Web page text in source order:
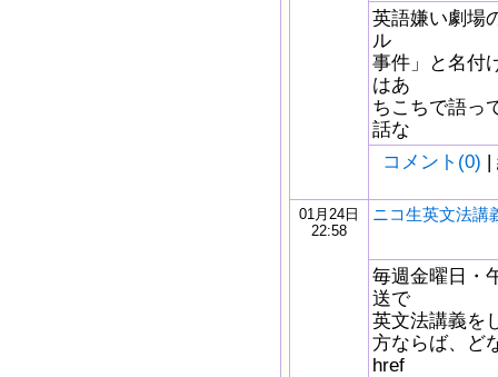
英語嫌い劇場
ル
事件」と名付
はあ
ちこちで語っ
話な
コメント(0) |
01月24日
22:58
ニコ生英文法講
毎週金曜日・
送で
英文法講義を
方ならば、ど
href